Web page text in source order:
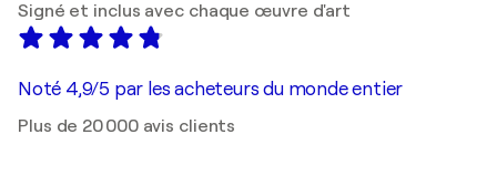
Signé et inclus avec chaque œuvre d'art
Noté 4,9/5 par les acheteurs du monde entier
Plus de 20 000 avis clients